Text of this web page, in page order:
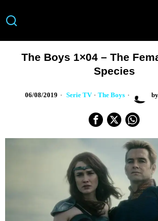
The Boys 1×04 – The
Species
06/08/2019 Serie TV · The Boys by